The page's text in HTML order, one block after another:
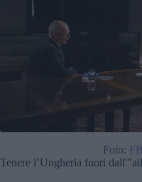
Foto:
Tenere l’Ungheria fuori